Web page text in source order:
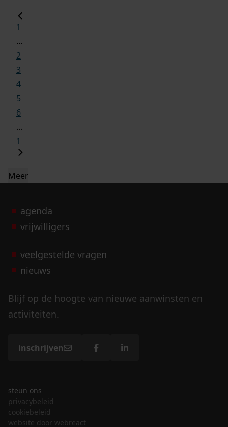
1
...
2
3
4
5
6
...
1
Meer
agenda
vrijwilligers
veelgestelde vragen
nieuws
Blijf op de hoogte van nieuwe aanwinsten en
activiteiten.
inschrijven
steun ons
privacybeleid
cookiebeleid
website door webreact